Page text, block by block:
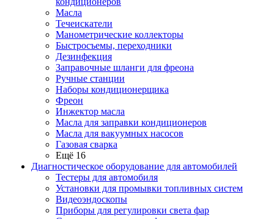
Масла
Течеискатели
Манометрические коллекторы
Быстросъемы, переходники
Дезинфекция
Заправочные шланги для фреона
Ручные станции
Наборы кондиционерщика
Фреон
Инжектор масла
Масла для заправки кондиционеров
Масла для вакуумных насосов
Газовая сварка
Ещё 16
Диагностическое оборудование для автомобилей
Тестеры для автомобиля
Установки для промывки топливных систем
Видеоэндоскопы
Приборы для регулировки света фар